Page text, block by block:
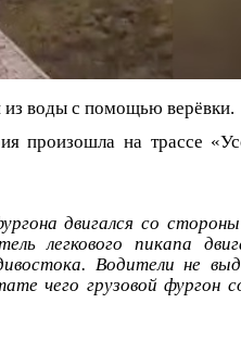
воды с помощью верёвки.
произошла на трассе
двигался со
легкового пикапа
Водители не
чего грузовой фургон